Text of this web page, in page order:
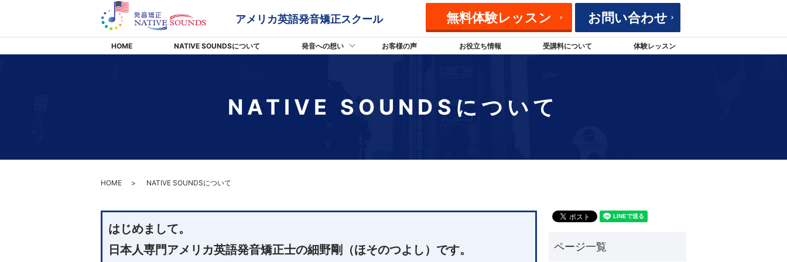
無料体験レッスン お問い合わせ
アメリカ英語発音矯正スクール
HOME NATIVE SOUNDSについて 発音への想い お客様の声 お役立ち情報 受講料について 体験レッスン
NATIVE SOUNDSについて
HOME NATIVE SOUNDSについて
はじめまして。
日本人専門アメリカ英語発音矯正士の細野剛（ほそのつよし）です。